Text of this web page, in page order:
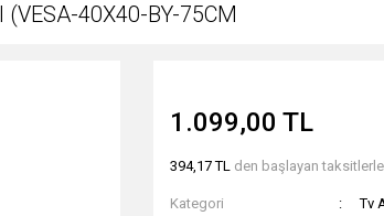
(VESA-40X40-BY-75CM
1.099,00 TL
394,17 TL den başlayan
Kategori
Tv